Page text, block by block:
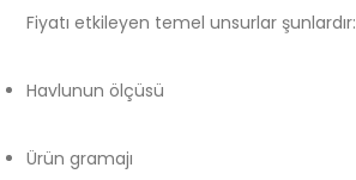
Fiyatı etkileyen temel unsurlar şunlardır:
Havlunun ölçüsü
Ürün gramajı